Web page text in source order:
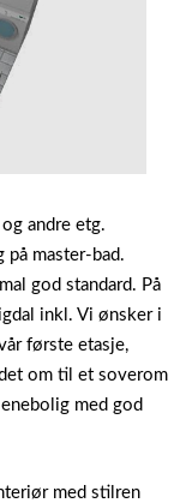
andre etg.
på master-bad.
god standard. På
inkl. Vi ønsker i
første etasje,
om til et soverom
med god
med stilren